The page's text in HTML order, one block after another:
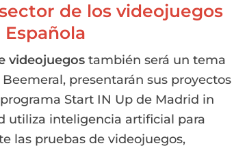
de los videojuegos
videojuegos también será un tema
presentarán sus proyectos
Start IN Up de Madrid in
utiliza inteligencia artificial para
las pruebas de videojuegos,